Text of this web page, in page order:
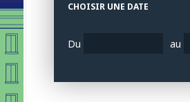
CHOISIR UNE DATE
Du au